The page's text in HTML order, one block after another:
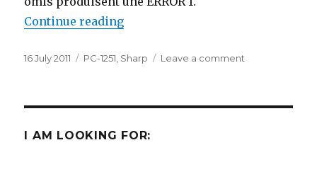
Continue reading“Les instructions cachées du PC-
Posted
16 July 2011 Categories
PC-1251 Sharp Leave a comment
I AM LOOKING FOR: